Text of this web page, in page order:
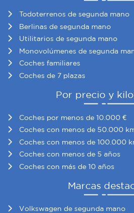
Todoterrenos de segunda mano
Berlinas de segunda mano
Utilitarios de segunda mano
Monovolúmenes de segunda
Coches familiares
Coches de 7 plazas
Por precio y
Coches por menos de 10.000 €
Coches con menos de 50.000
Coches con menos de 100.000
Coches con menos de 5 años
Coches con más de 10 años
Marcas
Volkswagen de segunda mano